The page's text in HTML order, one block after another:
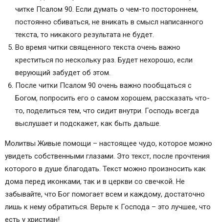
читке Псалом 90. Если думать о чем-то постороннем,
постоянно сбиваться, не вникать в смысл написанного
текста, то никакого результата не будет.
Во время читки священного текста очень важно
креститься по нескольку раз. Будет нехорошо, если
верующий забудет об этом.
После читки Псалом 90 очень важно пообщаться с
Богом, попросить его о самом хорошем, рассказать что-
то, поделиться тем, что сидит внутри. Господь всегда
выслушает и подскажет, как быть дальше.
Молитвы Живые помощи – настоящее чудо, которое можно
увидеть собственными глазами. Это текст, после прочтения
которого в душе благодать. Текст можно произносить как
дома перед иконками, так и в церкви со свечкой. Не
забывайте, что Бог помогает всем и каждому, достаточно
лишь к нему обратиться. Верьте к Господа – это лучшее, что
есть у христиан!